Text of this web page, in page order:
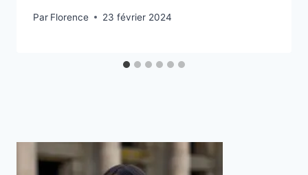
Par Florence 23 février 2024